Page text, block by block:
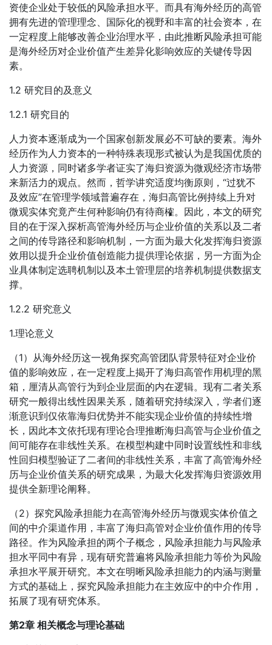
资使企业处于较低的风险承担水平。而具有海外经历的高管
拥有先进的管理理念、国际化的视野和丰富的社会资本，在
一定程度上能够改善企业治理水平，由此推断风险承担可能
是海外经历对企业价值产生差异化影响效应的关键传导因
素。
1.2 研究目的及意义
1.2.1 研究目的
人力资本逐渐成为一个国家创新发展必不可缺的要素。海外
经历作为人力资本的一种特殊表现形式被认为是我国优质的
人力资源，同时诸多学者证实了海归资源为微观经济市场带
来新活力的观点。然而，哲学讲究适度均衡原则，“过犹不
及效应”在管理学领域普遍存在，海归高管比例持续上升对
微观实体究竟产生何种影响仍有待商榷。因此，本文的研究
目的在于深入探析高管海外经历与企业价值的关系以及二者
之间的传导路径和影响机制，一方面为最大化发挥海归资源
效用以提升企业价值创造能力提供理论依据，另一方面为企
业具体制定选聘机制以及本土管理层的培养机制提供数据支
撑。
1.2.2 研究意义
1.理论意义
（1）从海外经历这一视角探究高管团队背景特征对企业价
值的影响效应，在一定程度上揭开了海归高管作用机理的黑
箱，厘清从高管行为到企业层面的内在逻辑。现有二者关系
研究一般得出线性因果关系，随着研究持续深入，学者们逐
渐意识到仅依靠海归优势并不能实现企业价值的持续性增
长，因此本文依托现有理论合理推断海归高管与企业价值之
间可能存在非线性关系。在模型构建中同时设置线性和非线
性回归模型验证了二者间的非线性关系，丰富了高管海外经
历与企业价值关系的研究成果，为最大化发挥海归资源效用
提供全新理论阐释。
（2）探究风险承担能力在高管海外经历与微观实体价值之
间的中介渠道作用，丰富了海归高管对企业价值作用的传导
路径。作为风险承担的两个子概念，风险承担能力与风险承
担水平同中有异，现有研究普遍将风险承担能力等价为风险
承担水平展开研究。本文在明晰风险承担能力的内涵与测量
方式的基础上，探究风险承担能力在主效应中的中介作用，
拓展了现有研究体系。
第2章 相关概念与理论基础